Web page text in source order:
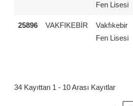
Fen Lisesi
25896 VAKFIKEBİR
Vakfıkebir
Fen Lisesi
34 Kayıttan 1 - 10 Arası Kayıtlar